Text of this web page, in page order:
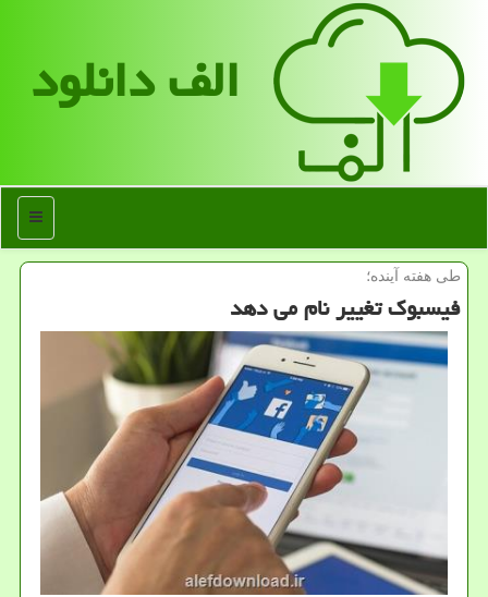
الف دانلود
منو
طی هفته آینده؛
فیسبوک تغییر نام می دهد